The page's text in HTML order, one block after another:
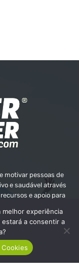
motivar pessoas de
e saudável através
e apoio para
experiência
a consentir a